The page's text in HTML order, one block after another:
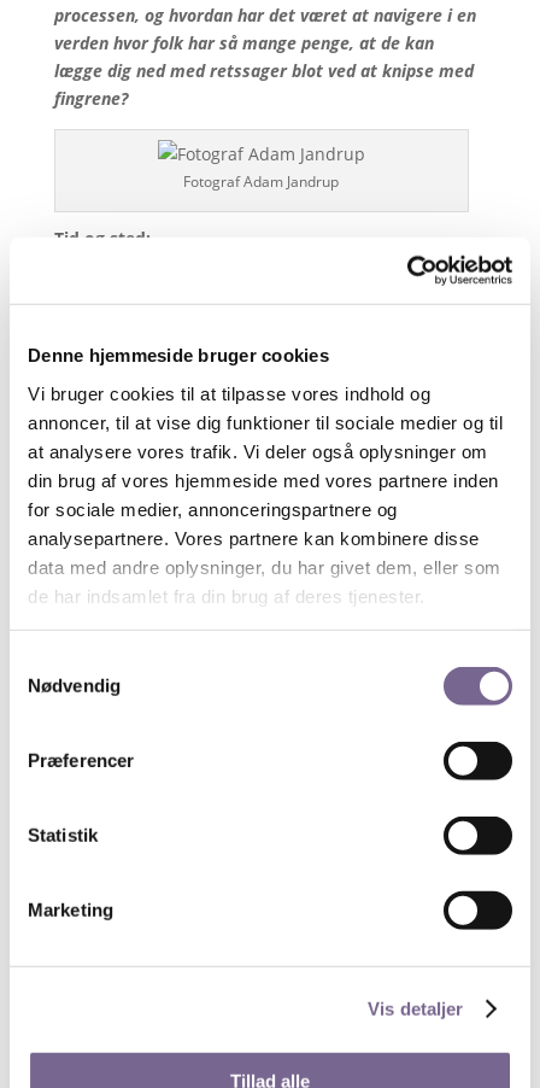
Denne hjemmeside bruger cookies
Vi bruger cookies til at tilpasse vores indhold og
annoncer, til at vise dig funktioner til sociale medier og til
at analysere vores trafik. Vi deler også oplysninger om
din brug af vores hjemmeside med vores partnere inden
for sociale medier, annonceringspartnere og
analysepartnere. Vores partnere kan kombinere disse
data med andre oplysninger, du har givet dem, eller som
de har indsamlet fra din brug af deres tjenester.
Nødvendig
Præferencer
Statistik
Marketing
Vis detaljer
Tillad alle
processen, og hvordan har det været at navigere i en
verden hvor folk har så mange penge, at de kan
lægge dig ned med retssager blot ved at knipse med
fingrene?
Fotograf Adam Jandrup
Tid og sted:
Mandag 7. februar 2022, kl. 16:45 – 18:55 i Grand
Bemærk, arrangementet er kun for medlemmer af
Kreds 1 og det er gratis men der betales no-show-fee
ved afbud efter fristen eller ved udeblivelse. Frist
forafbud er den 3. februar. Derfor skal du angive
dine betalingsoplysninger ved tilmelding, hvor no-
show-fee-beløbet på kr. 100 reserveres på din konto.
Foto: Kristoffer Juel Poulsen
Instruktør
Andreas Koefoed er filminstruktør og født i
dokumentarinstruktør fra Den Danske Filmskole i
2009 og har en bachelor i sociologi fra Københavns
Universitet. Koefoed har instrueret dokumentarfilm
siden 2001 med et fokus på karakterdrevne og
The Arms Drop and At Home In The World. Hans film
er blevet valgt til filmfestivaler rundt om i verden og
Andreas Dalsgaard er filmproducer,
manuskriptforfatter og instruktør. Han har instrueret